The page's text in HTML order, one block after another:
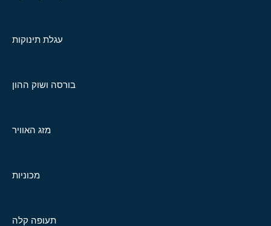
עגלת תינוקות
בורסה ושוק ההון
מזג האוויר
מכוניות
תעופה קלה